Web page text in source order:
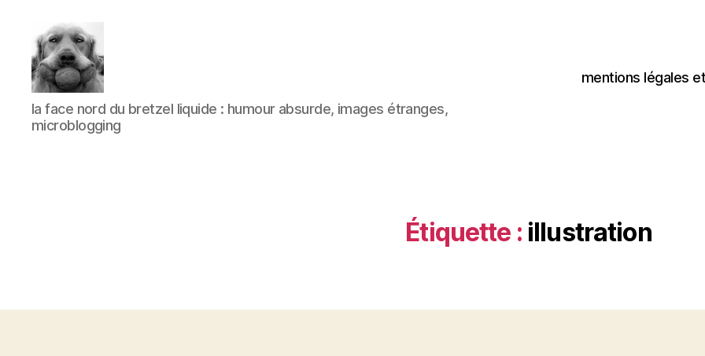
à
l'ombre
d'un
la face nord du bretzel liquide : humour absurde, images étranges,
microblogging
mentions légales
Étiquette : illustration